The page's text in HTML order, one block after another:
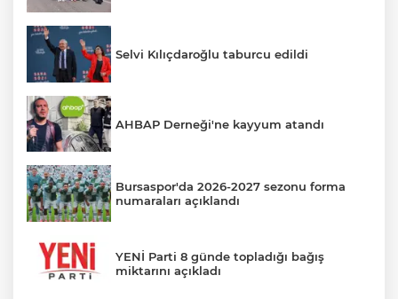
Selvi Kılıçdaroğlu taburcu edildi
AHBAP Derneği'ne kayyum atandı
Bursaspor'da 2026-2027 sezonu forma
numaraları açıklandı
YENİ Parti 8 günde topladığı bağış
miktarını açıkladı